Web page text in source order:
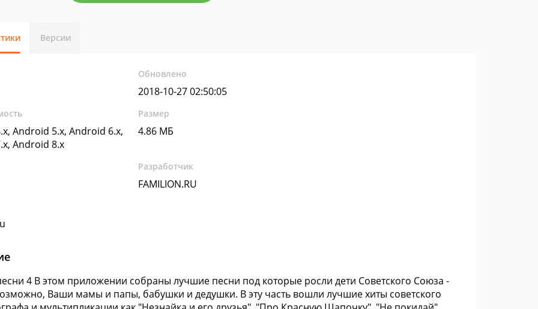
Версии
Обновлено
2018-10-27 02:50:05
Android 5.x, Android 6.x,
Android 8.x
Размер
4.86 МБ
Разработчик
FAMILION.RU
4 В этом приложении собраны лучшие песни под которые росли дети Советского Союза -
Ваши мамы и папы, бабушки и дедушки. В эту часть вошли лучшие хиты советского